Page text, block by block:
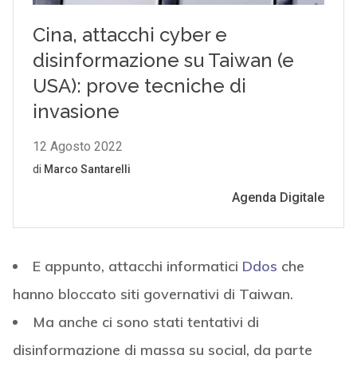
E appunto, attacchi informatici Ddos che
hanno bloccato siti governativi di Taiwan.
Ma anche ci sono stati tentativi di
disinformazione di massa su social, da parte